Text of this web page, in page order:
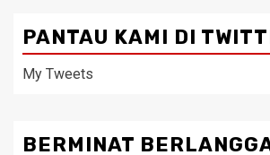
PANTAU KAMI DI
My Tweets
BERMINAT